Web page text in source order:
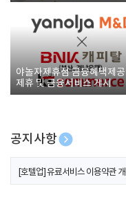
야놀자제휴점 금융혜택제
제휴 및 금융서비스 게시
공지사항
[호텔업] 개인정보 처리방침 개정
[호텔업] 유료서비스 이용약관